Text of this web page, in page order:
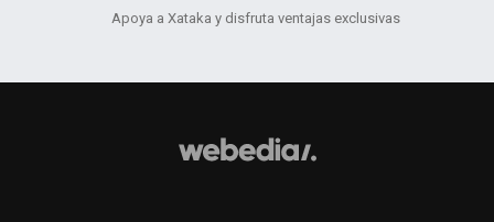
Apoya a Xataka y disfruta ventajas exclusivas